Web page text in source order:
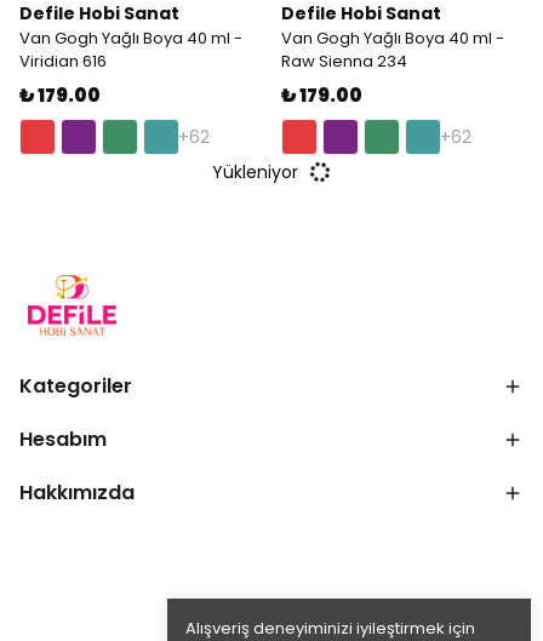
Alışveriş deneyiminizi iyileştirmek için
Defile Hobi Sanat
Van Gogh Yağlı Boya 40 ml -
Viridian 616
₺ 179.00
+62
Defile Hobi Sanat
Van Gogh Yağlı Boya 40 ml -
Raw Sienna 234
₺ 179.00
+62
Yükleniyor
Kategoriler
Hesabım
Hakkımızda